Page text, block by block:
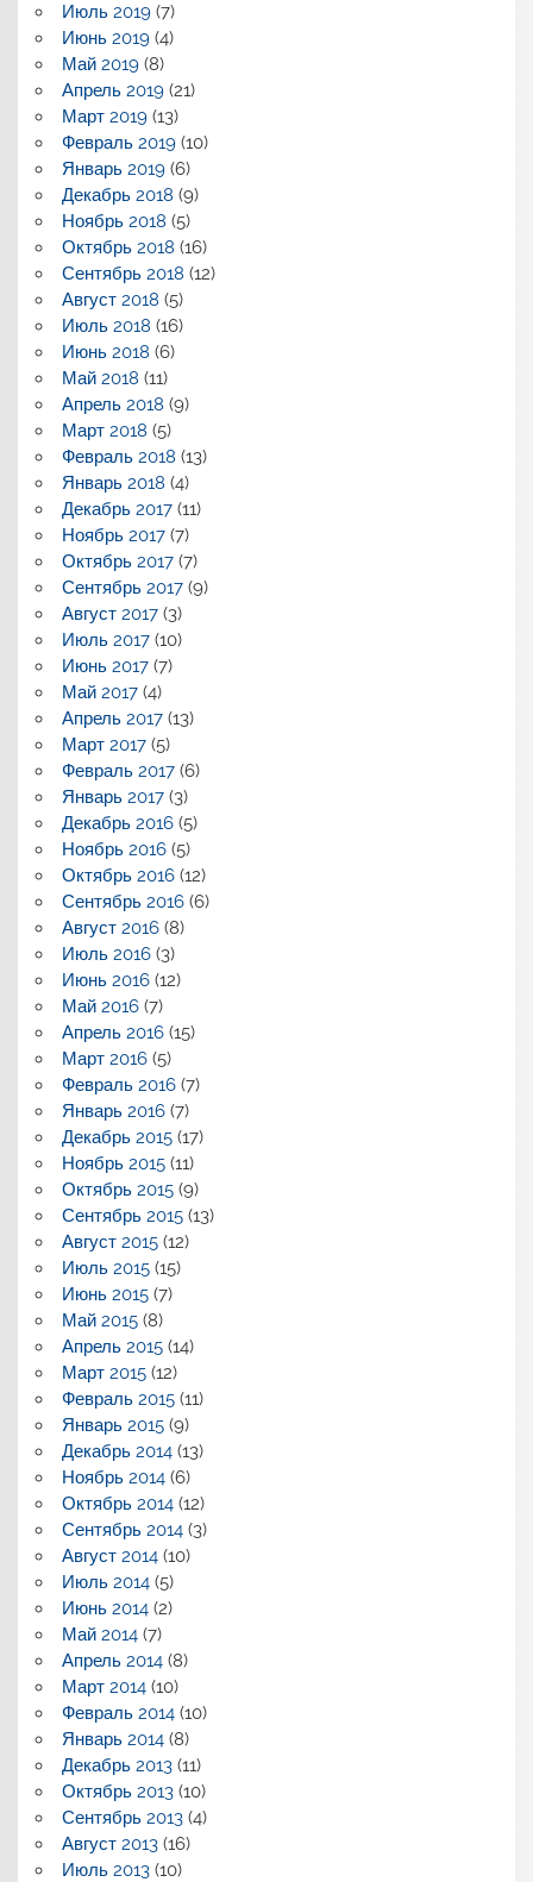
Июль 2019(7)
Июнь 2019(4)
Май 2019(8)
Апрель 2019(21)
Март 2019(13)
Февраль 2019(10)
Январь 2019(6)
Декабрь 2018 (9)
Ноябрь 2018 (5)
Октябрь 2018 (16)
Сентябрь 2018 (12)
Август 2018 (5)
Июль 2018 (16)
Июнь 2018 (6)
Май 2018 (11)
Апрель 2018 (9)
Март 2018 (5)
Февраль 2018 (13)
Январь 2018 (4)
Декабрь 2017(11)
Ноябрь 2017(7)
Октябрь 2017(7)
Сентябрь 2017(9)
Август 2017(3)
Июль 2017(10)
Июнь 2017(7)
Май 2017(4)
Апрель 2017(13)
Март 2017(5)
Февраль 2017(6)
Январь 2017(3)
Декабрь 2016(5)
Ноябрь 2016(5)
Октябрь 2016(12)
Сентябрь 2016(6)
Август 2016(8)
Июль 2016(3)
Июнь 2016(12)
Май 2016(7)
Апрель 2016(15)
Март 2016(5)
Февраль 2016(7)
Январь 2016(7)
Декабрь 2015(17)
Ноябрь 2015(11)
Октябрь 2015(9)
Сентябрь 2015(13)
Август 2015(12)
Июль 2015(15)
Июнь 2015(7)
Май 2015(8)
Апрель 2015(14)
Март 2015(12)
Февраль 2015(11)
Январь 2015(9)
Декабрь 2014(13)
Ноябрь 2014(6)
Октябрь 2014(12)
Сентябрь 2014(3)
Август 2014(10)
Июль 2014(5)
Июнь 2014(2)
Май 2014(7)
Апрель 2014(8)
Март 2014(10)
Февраль 2014(10)
Январь 2014(8)
Декабрь 2013(11)
Октябрь 2013(10)
Сентябрь 2013(4)
Август 2013(16)
Июль 2013(10)